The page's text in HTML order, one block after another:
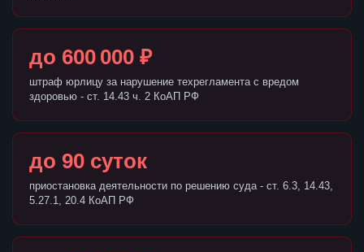
до 600 000 ₽
штраф юрлицу за нарушение техрегламента с вредом
здоровью - ст. 14.43 ч. 2 КоАП РФ
до 90 суток
приостановка деятельности по решению суда - ст. 6.3, 14.43,
5.27.1, 20.4 КоАП РФ